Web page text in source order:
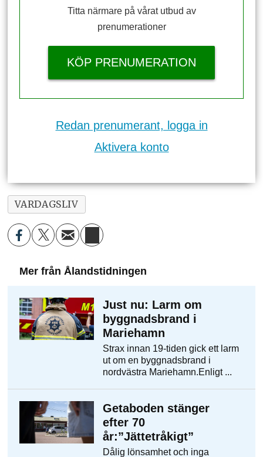
Titta närmare på vårat utbud av
prenumerationer
KÖP PRENUMERATION
Redan prenumerant, logga in
Aktivera konto
VARDAGSLIV